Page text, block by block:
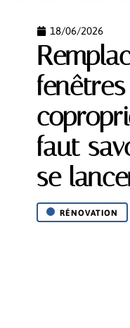
18/06/2026
faut
se
RÉNOVATION